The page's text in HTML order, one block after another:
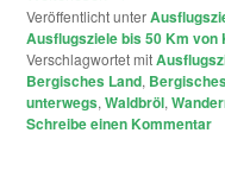
Veröffentlicht unter
Ausflugsziele bis 50 Km von
Verschlagwortet mit
Bergisches Land,
unterwegs,Waldbröl,
Schreibe einen Kommentar